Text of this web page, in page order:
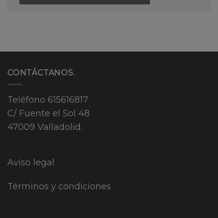
CONTÁCTANOS.
Teléfono 615616817
C/ Fuente el Sol 48
47009 Valladolid.
Aviso legal
Términos y condiciones